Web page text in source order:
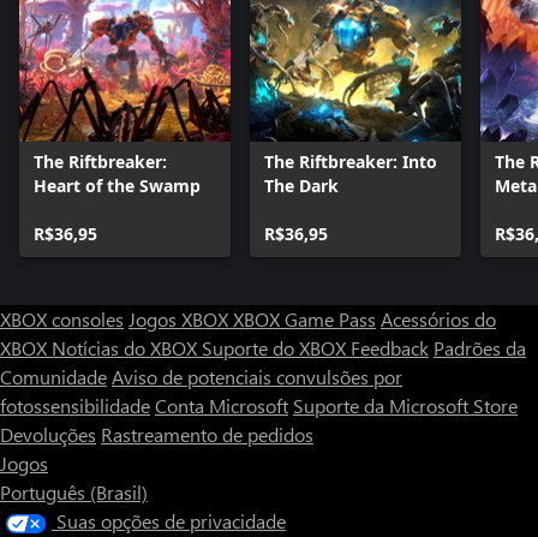
The Riftbreaker:
Heart of the Swamp
R$36,95
The Riftbreaker: Into
The Dark
R$36,95
The
XBOX consoles Jogos XBOXXBOX Game Pass Acessórios do
XBOX Notícias do XBOX Suporte do XBOX Feedback Padrões da
ComunidadeAviso de potenciais convulsões por
fotossensibilidadeConta Microsoft Suporte da Microsoft Store
Devoluções Rastreamento de pedidos
Jogos
Português (Brasil)
Suas opções de privacidade